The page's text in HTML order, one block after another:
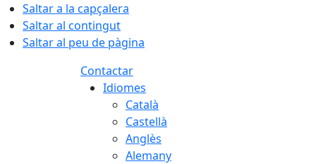
Saltar a la capçalera
Saltar al contingut
Saltar al peu de pàgina
Contactar
Idiomes
Català
Castellà
Anglès
Alemany